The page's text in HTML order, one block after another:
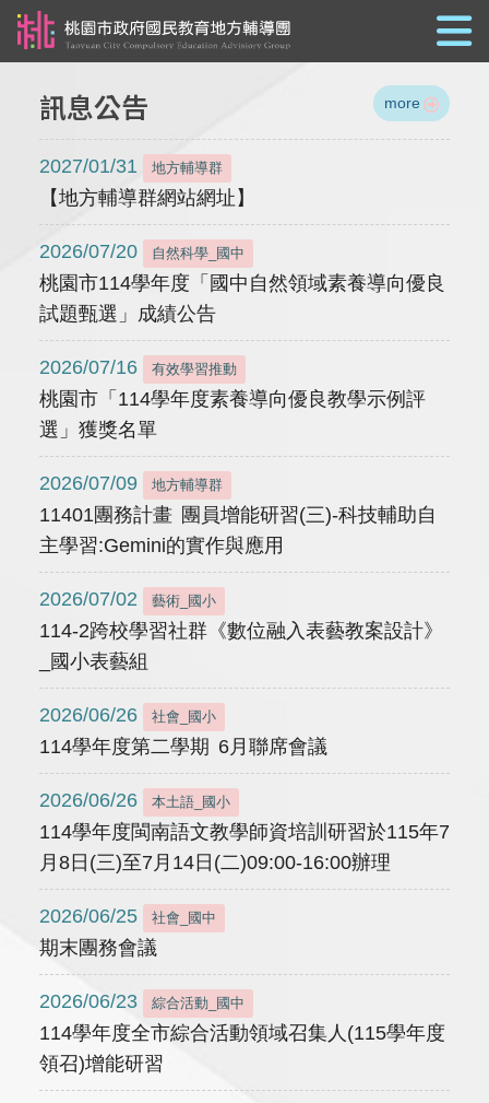
訊息公告 more
2027/01/31 地方輔導群
【地方輔導群網站網址】
2026/07/20 自然科學_國中
桃園市114學年度「國中自然領域素養導向優良
試題甄選」成績公告
2026/07/16 有效學習推動
桃園市「114學年度素養導向優良教學示例評
選」獲獎名單
2026/07/09 地方輔導群
11401團務計畫 團員增能研習(三)-科技輔助自
主學習:Gemini的實作與應用
2026/07/02 藝術_國小
114-2跨校學習社群《數位融入表藝教案設計》
_國小表藝組
2026/06/26 社會_國小
114學年度第二學期 6月聯席會議
2026/06/26 本土語_國小
114學年度閩南語文教學師資培訓研習於115年7
月8日(三)至7月14日(二)09:00-16:00辦理
2026/06/25 社會_國中
期末團務會議
2026/06/23 綜合活動_國中
114學年度全市綜合活動領域召集人(115學年度
領召)增能研習